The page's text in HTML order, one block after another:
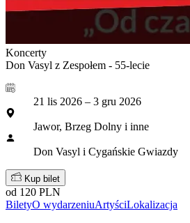
Koncerty
Don Vasyl z Zespołem - 55-lecie
21 lis 2026 – 3 gru 2026
Jawor, Brzeg Dolny i inne
Don Vasyl i Cygańskie Gwiazdy
Kup bilet
od 120 PLN
BiletyO wydarzeniuArtyściLokalizacja